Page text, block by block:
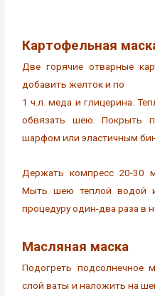
Картофельная
Две горячие отварные
добавить желток и по
1 ч.л. меда и глицерина.
обвязать шею. Покрыть
шарфом или эластичным
Держать компресс 20-30
Мыть шею теплой водой
процедуру один-два раза в
Масляная маска
Подогреть подсолнечное
слой ваты и наложить на